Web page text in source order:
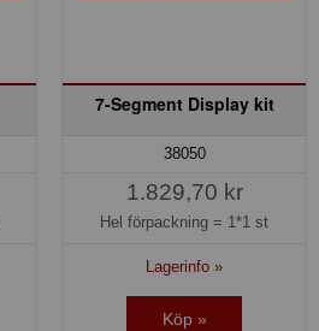
7-Segment Display kit
38050
1.829,70 kr
Hel förpackning = 1*1 st
Lagerinfo »
Köp »